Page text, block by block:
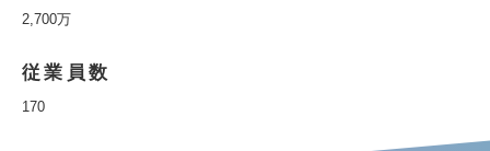
2,700万
従業員数
170